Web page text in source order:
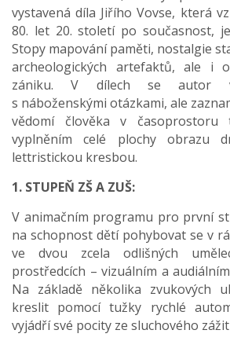
vystavená díla Jiřího Vovse, která
80. let 20. století po současnost,
Stopy mapování paměti, nostalgie
archeologických artefaktů, ale i
zániku. V dílech se autor
s náboženskými otázkami, ale
vědomí člověka v časoprostoru
vyplněním celé plochy obrazu
lettristickou kresbou.
1. STUPEŇ ZŠ A ZUŠ:
V animačním programu pro první
na schopnost dětí pohybovat se v
ve dvou zcela odlišných
prostředcích – vizuálním a
Na základě několika zvukových
kreslit pomocí tužky rychlé
vyjádří své pocity ze sluchového